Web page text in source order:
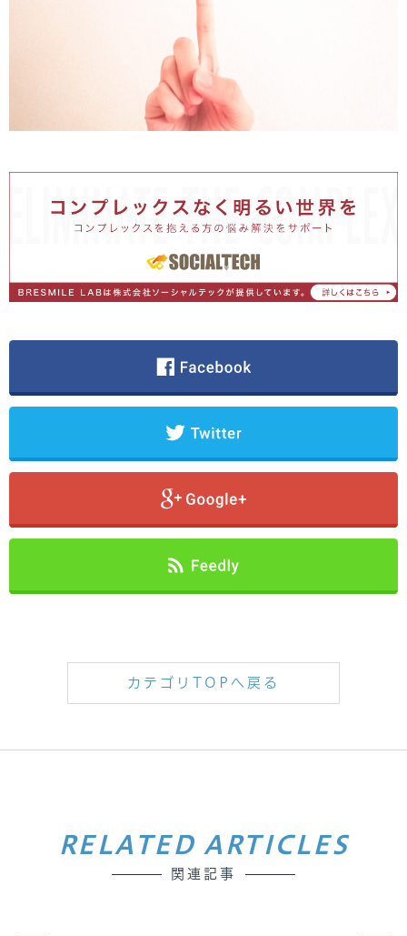
カテゴリTOPへ戻る
RELATED ARTICLES
関連記事